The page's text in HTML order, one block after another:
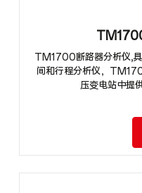
TM1700断路器分析仪,
间和行程分析仪，
压变电站中提